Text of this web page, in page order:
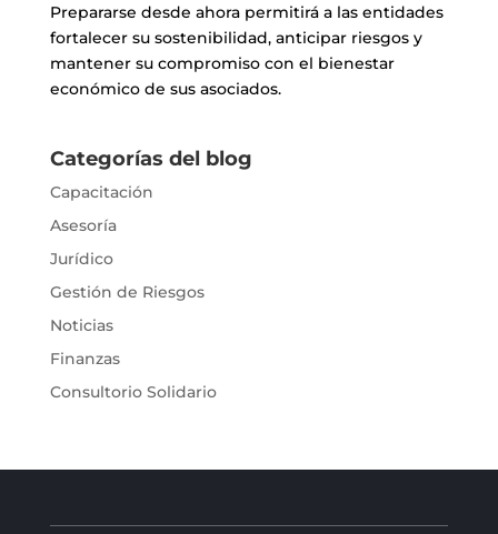
Prepararse desde ahora permitirá a las entidades
fortalecer su sostenibilidad, anticipar riesgos y
mantener su compromiso con el bienestar
económico de sus asociados.
Categorías del blog
Capacitación
Asesoría
Jurídico
Gestión de Riesgos
Noticias
Finanzas
Consultorio Solidario